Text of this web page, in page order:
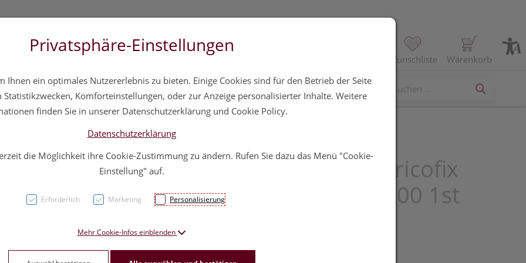
Wunschliste Warenkorb
Hautpflege Familie Nahrungsergänzung Diverses
Schlauchverband Tricofix
20m Gr F Nr 0219800 1st
37,– EUR
Privatsphäre-Einstellungen
Ihnen ein optimales Nutzererlebnis zu bieten. Einige Cookies sind für den Betrieb der Seite
Komforteinstellungen, oder zur Anzeige personalisierter Inhalte. Weitere
finden Sie in unserer Datenschutzerklärung und Cookie Policy.
Datenschutzerklärung
die Möglichkeit ihre Cookie-Zustimmung zu ändern. Rufen Sie dazu das Menü "Cookie-
Einstellung" auf.
Erforderlich Marketing Personalisierung
Mehr Cookie-Infos einblenden